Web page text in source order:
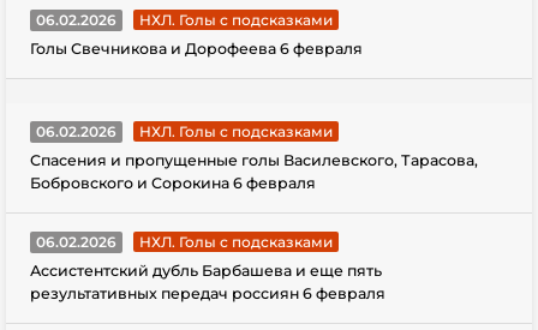
06.02.2026
НХЛ. Голы с подсказками
Голы Свечникова и Дорофеева 6 февраля
06.02.2026
НХЛ. Голы с подсказками
Спасения и пропущенные голы Василевского, Тарасова,
Бобровского и Сорокина 6 февраля
06.02.2026
НХЛ. Голы с подсказками
Ассистентский дубль Барбашева и еще пять
результативных передач россиян 6 февраля